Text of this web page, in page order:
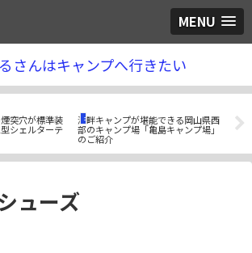
MENU
突穴が標準装
シェルターテ
キャンプ場紹介
湖畔キャンプが堪能できる岡山県西
部のキャンプ場「亀島キャンプ場」
のご紹介
ギ
簡
ューズ